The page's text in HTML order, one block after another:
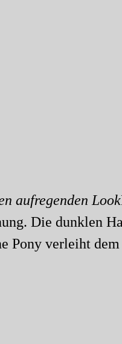
Die dunklen
Pony verleiht